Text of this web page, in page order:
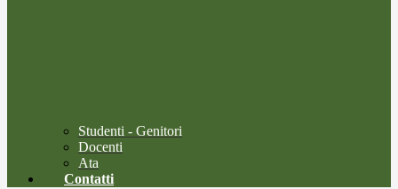
Studenti - Genitori
Docenti
Ata
Contatti